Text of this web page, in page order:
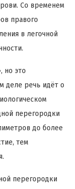
Со временем
правого
в легочной
но это
деле речь идёт о
перегородки
до более
тем
перегородки